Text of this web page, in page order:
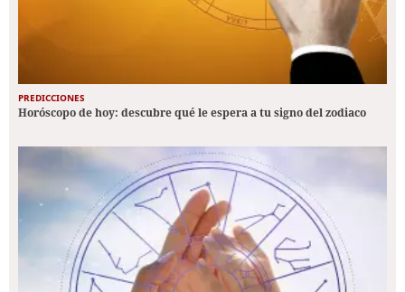
PREDICCIONES
Horóscopo de hoy: descubre qué le espera a tu signo del zodiaco